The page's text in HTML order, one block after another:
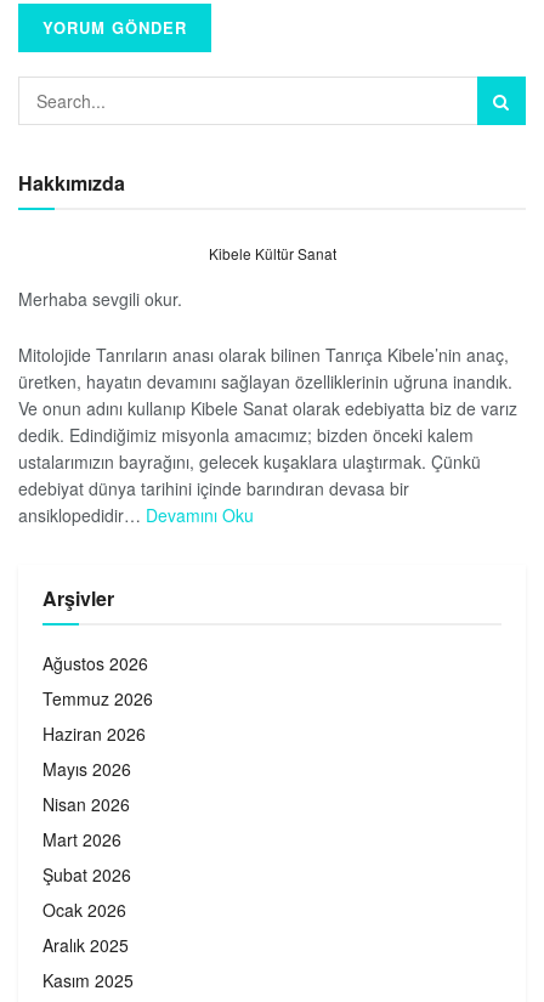
Hakkımızda
Kibele Kültür Sanat
Merhaba sevgili okur.
Mitolojide Tanrıların anası olarak bilinen Tanrıça Kibele’nin anaç,
üretken, hayatın devamını sağlayan özelliklerinin uğruna inandık.
Ve onun adını kullanıp Kibele Sanat olarak edebiyatta biz de varız
dedik. Edindiğimiz misyonla amacımız; bizden önceki kalem
ustalarımızın bayrağını, gelecek kuşaklara ulaştırmak. Çünkü
edebiyat dünya tarihini içinde barındıran devasa bir
ansiklopedidir… Devamını Oku
Arşivler
Ağustos 2026
Temmuz 2026
Haziran 2026
Mayıs 2026
Nisan 2026
Mart 2026
Şubat 2026
Ocak 2026
Aralık 2025
Kasım 2025